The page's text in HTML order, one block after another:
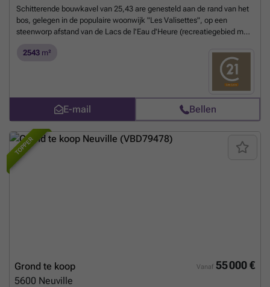
Schitterende bouwkavel van 25,43 are genesteld aan de rand van het
bos, gelegen in de populaire woonwijk "Les Valisettes", op een
steenworp afstand van de Lacs de l'Eau d'Heure (recreatiegebied met
meter. Gelegen op het westen. BOD VANAF € 70.000. Onder
Meer weten?
2543 m²
E-mail Bellen
TOPPER
Vanaf 55 000 €
Grond te koop
5600 Neuville